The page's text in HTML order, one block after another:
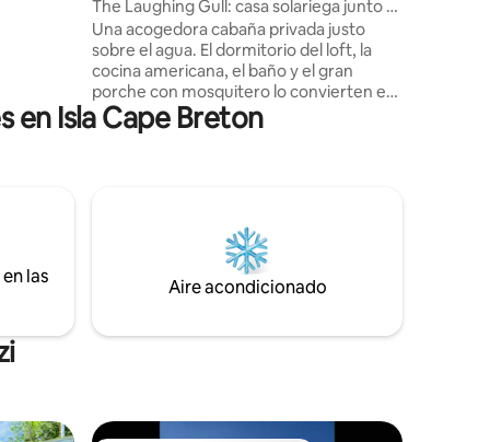
el
mientras
The Laughing Gull: casa solariega junto al
agua
Una acogedora cabaña privada justo
sobre el agua. El dormitorio del loft, la
cocina americana, el baño y el gran
porche con mosquitero lo convierten en
la escapada perfecta. La cabaña se
encuentra en el borde del agua, en una
estufa de cocina, agua. Fogata,
barbacoa, mesa de picnic. A pocos
minutos al norte del Parque Nacional
Cape Breton Highlands. A menos de 1 km
Dos kayaks en el lugar
en Isla Cape Breton
las
Aire acondicionado